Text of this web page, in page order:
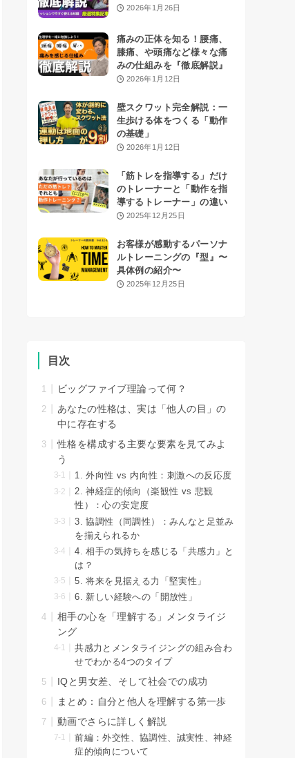
2026年1月26日
痛みの正体を知る！腰痛、
膝痛、や頭痛など様々な痛
みの仕組みを『徹底解説』
2026年1月12日
壁スクワット完全解説：一
生歩ける体をつくる「動作
の基礎」
2026年1月12日
「筋トレを指導する」だけ
のトレーナーと「動作を指
導するトレーナー」の違い
2025年12月25日
お客様が感動するパーソナ
ルトレーニングの『型』〜
具体例の紹介〜
2025年12月25日
目次
ビッグファイブ理論って何？
あなたの性格は、実は「他人の目」の
中に存在する
性格を構成する主要な要素を見てみよ
う
1. 外向性 vs 内向性：刺激への反応度
2. 神経症的傾向（楽観性 vs 悲観
性）：心の安定度
3. 協調性（同調性）：みんなと足並み
を揃えられるか
4. 相手の気持ちを感じる「共感力」と
は？
5. 将来を見据える力「堅実性」
6. 新しい経験への「開放性」
相手の心を「理解する」メンタライジ
ング
共感力とメンタライジングの組み合わ
せでわかる4つのタイプ
IQと男女差、そして社会での成功
まとめ：自分と他人を理解する第一歩
動画でさらに詳しく解説
前編：外交性、協調性、誠実性、神経
症的傾向について